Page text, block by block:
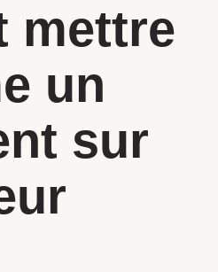
mettre
un
sur